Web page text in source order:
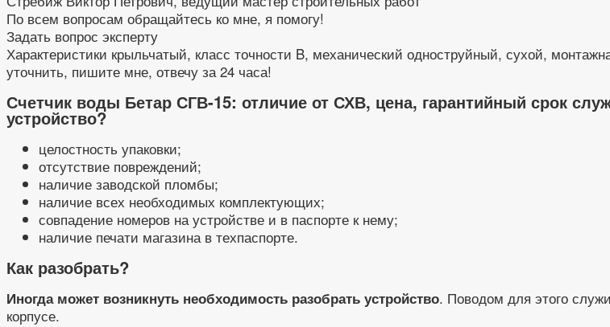
По всем вопросам обращайтесь ко мне, я помогу!
Задать вопрос эксперту
Характеристики крыльчатый, класс точности B, механический одноструйный, сухой,
уточнить, пишите мне, отвечу за 24 часа!
Счетчик воды Бетар СГВ-15: отличие от СХВ, цена, гарантийный срок
устройство?
целостность упаковки;
отсутствие повреждений;
наличие заводской пломбы;
наличие всех необходимых комплектующих;
совпадение номеров на устройстве и в паспорте к нему;
наличие печати магазина в техпаспорте.
Как разобрать?
Иногда может возникнуть необходимость разобрать устройство. Поводом для этого
корпусе.